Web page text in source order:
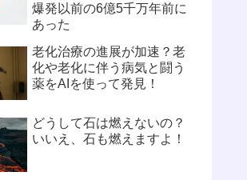
爆発以前の6億5千万年前に
あった
老化治療の進展が加速？老
化や老化に伴う病気と闘う
薬をAIを使って発見！
どうして石は燃えないの？
いいえ、石も燃えますよ！